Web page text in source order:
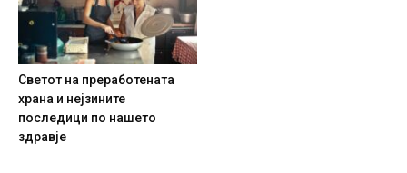
Светот на преработената
храна и нејзините
последици по нашето
здравје